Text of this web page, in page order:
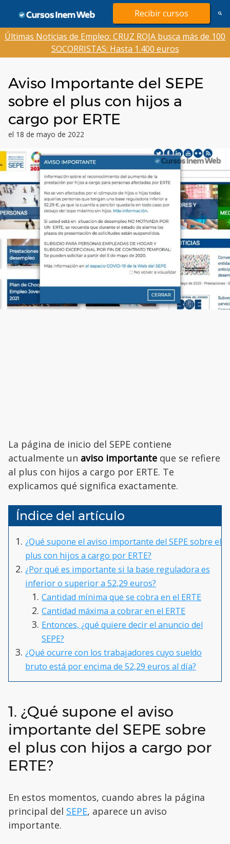
contenido
Recibir cursos
Últimas Noticias de Empleo: CRUZ ROJA busca más de 100
SOCORRISTAS: Hasta 1.400 euros
Aviso Importante del SEPE
sobre el plus con hijos a
cargo por ERTE
el 18 de mayo de 2022
La página de inicio del SEPE contiene
actualmente un aviso importante que se refiere
al plus con hijos a cargo por ERTE. Te
explicamos qué significa exactamente.
Índice del artículo
¿Qué supone el aviso importante del SEPE sobre el
plus con hijos a cargo por ERTE?
¿Por qué es importante si la base reguladora es
inferior o superior a 52,29 euros?
Cantidad mínima que se cobra en el ERTE
Cantidad máxima a cobrar en el ERTE
Entonces, ¿qué quiere decir el anuncio del
SEPE?
¿Qué ocurre con los trabajadores cuyo sueldo
bruto está por encima de 52,29 euros al día?
1. ¿Qué supone el aviso
importante del SEPE sobre
el plus con hijos a cargo por
ERTE?
En estos momentos, cuando abres la página
principal del SEPE, aparece un aviso
importante.